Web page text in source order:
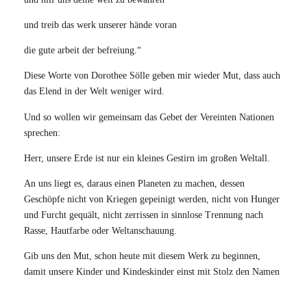
und treib das werk unserer hände voran
die gute arbeit der befreiung.“
Diese Worte von Dorothee Sölle geben mir wieder Mut, dass auch
das Elend in der Welt weniger wird.
Und so wollen wir gemeinsam das Gebet der Vereinten Nationen
sprechen:
Herr, unsere Erde ist nur ein kleines Gestirn im großen Weltall.
An uns liegt es, daraus einen Planeten zu machen, dessen
Geschöpfe nicht von Kriegen gepeinigt werden, nicht von Hunger
und Furcht gequält, nicht zerrissen in sinnlose Trennung nach
Rasse, Hautfarbe oder Weltanschauung.
Gib uns den Mut, schon heute mit diesem Werk zu beginnen,
damit unsere Kinder und Kindeskinder einst mit Stolz den Namen